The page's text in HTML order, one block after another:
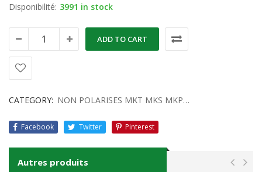
Disponibilité: 3991 in stock
ADD TO CART
CATEGORY: NON POLARISES MKT MKS MKP…
Facebook Twitter Pinterest
Autres produits